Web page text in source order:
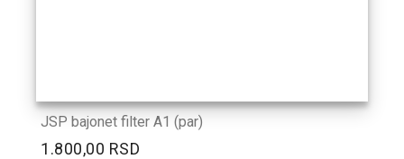
JSP bajonet filter A1 (par)
1.800,00 RSD